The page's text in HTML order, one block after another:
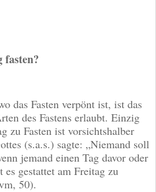
das Fasten verpönt ist, ist das
des Fastens erlaubt. Einzig
zu Fasten ist vorsichtshalber
(s.a.s.) sagte: „Niemand soll
jemand einen Tag davor oder
gestattet am Freitag zu
50).